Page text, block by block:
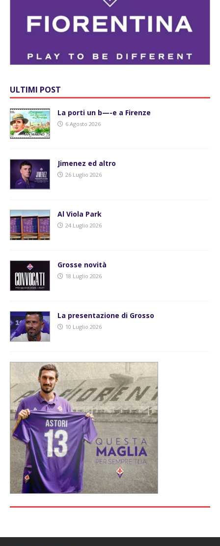
ULTIMI POST
La porti un b—-e a Firenze
6 Agosto 2026
Jimenez ed altro
26 Luglio 2026
Al Viola Park
24 Luglio 2026
Grosse novità
18 Luglio 2026
La presentazione di Grosso
10 Luglio 2026